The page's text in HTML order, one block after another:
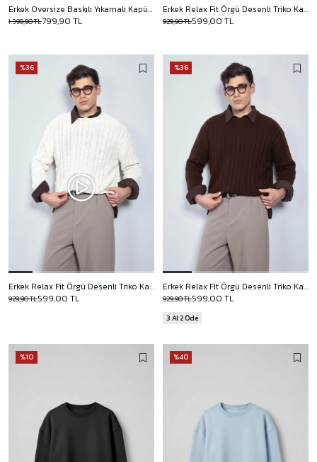
Erkek Oversize Baskılı Yıkamalı Kapüşonlu Hoodie Siyah
799,90 TL
1.399,90 TL
Erkek Relax Fit Örgü Desenli Triko Kazak Gri
599,00 TL
929,90 TL
%36
Erkek Relax Fit Örgü Desenli Triko Kazak Bej
599,00 TL
929,90 TL
%36
Erkek Relax Fit Örgü Desenli Triko Kazak Kahverengi
599,00 TL
929,90 TL
3 Al 2 Öde
%10 %40